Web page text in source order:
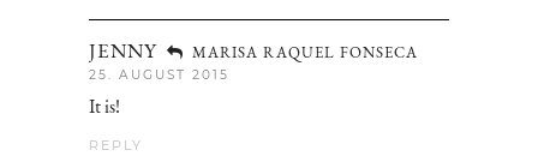
JENNY MARISA RAQUEL FONSECA
25. AUGUST 2015
It is!
REPLY